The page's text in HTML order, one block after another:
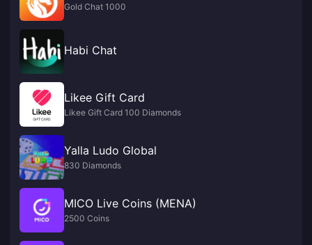
Gold Chat 1000
Habi Chat
Likee Gift Card
Likee Gift Card 100 Diamonds
Yalla Ludo Global
830 Diamonds
MICO Live Coins (MENA)
2500 Coins